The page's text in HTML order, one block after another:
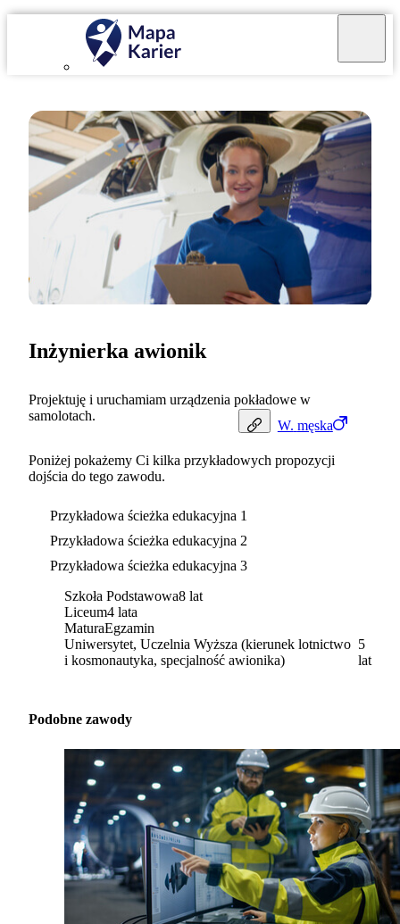
W. męska
Inżynierka awionik
Projektuję i uruchamiam urządzenia pokładowe w
samolotach.
Poniżej pokażemy Ci kilka przykładowych propozycji
dojścia do tego zawodu.
Przykładowa ścieżka edukacyjna 1
Przykładowa ścieżka edukacyjna 2
Przykładowa ścieżka edukacyjna 3
Szkoła Podstawowa8 lat
Liceum4 lata
MaturaEgzamin
Uniwersytet, Uczelnia Wyższa (kierunek lotnictwo
i kosmonautyka, specjalność awionika)
5
lat
Podobne zawody